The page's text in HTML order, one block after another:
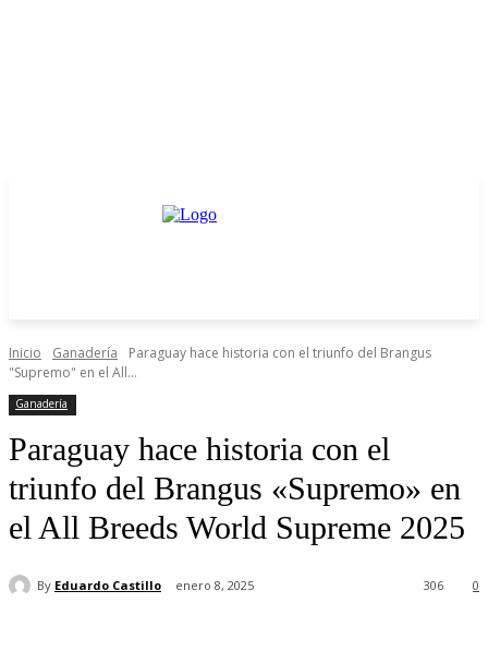
Inicio Ganadería
Paraguay hace historia con el triunfo del Brangus
"Supremo" en el All...
Ganadería
Paraguay hace historia con el
triunfo del Brangus «Supremo» en
el All Breeds World Supreme 2025
By Eduardo Castillo enero 8, 2025 0
306